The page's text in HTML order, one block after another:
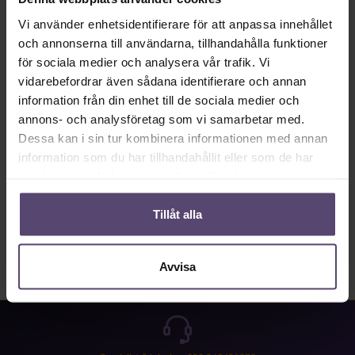
Vi använder enhetsidentifierare för att anpassa innehållet
och annonserna till användarna, tillhandahålla funktioner
för sociala medier och analysera vår trafik. Vi
vidarebefordrar även sådana identifierare och annan
information från din enhet till de sociala medier och
annons- och analysföretag som vi samarbetar med.
Dessa kan i sin tur kombinera informationen med annan
information som du har tillhandahållit eller som de har
Tillåt alla
Avvisa
Produktkvantitet: Ange önskat värde eller använd knapparna för att öka eller
Lägg till i kundkorgen
Produktnummer:MU_PB_B0046_PG2
Beskrivning